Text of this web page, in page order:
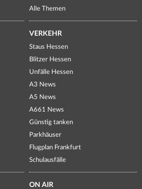
Alle Themen
VERKEHR
Staus Hessen
Blitzer Hessen
Unfälle Hessen
A3 News
A5 News
A661 News
Günstig tanken
Parkhäuser
Flugplan Frankfurt
Schulausfälle
ON AIR